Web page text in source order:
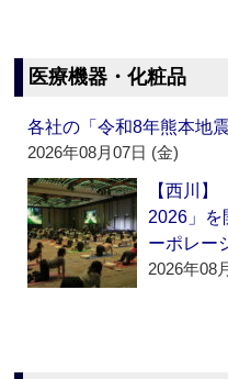
医療機器・化粧品
各社の「令和8年熊本地
2026年08月07日 (金)
【西川
2026」を
ーポレー
2026年08